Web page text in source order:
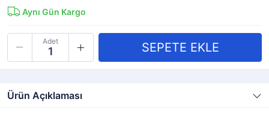
Aynı Gün Kargo
Adet
Ürün Açıklaması